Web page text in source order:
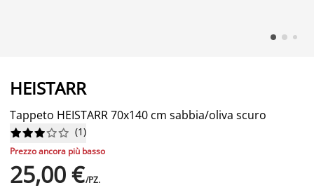
HEISTARR
Tappeto HEISTARR 70x140 cm sabbia/oliva scuro





 (1)
Prezzo ancora più basso
25,00 €/PZ.